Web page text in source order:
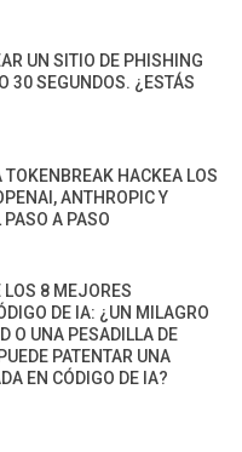
UN SITIO DE PHISHING
30 SEGUNDOS. ¿ESTÁS
TOKENBREAK HACKEA LOS
ANTHROPIC Y
A PASO
LOS 8 MEJORES
DE IA: ¿UN MILAGRO
O UNA PESADILLA DE
PATENTAR UNA
EN CÓDIGO DE IA?